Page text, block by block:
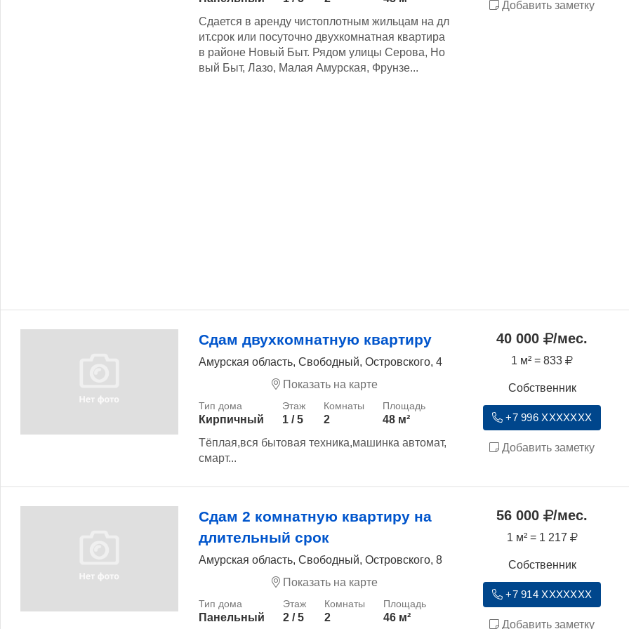
Сдается в аренду чистоплотным жильцам на дл
ит.срок или посуточно двухкомнатная квартира
в районе Новый Быт. Рядом улицы Серова, Но
вый Быт, Лазо, Малая Амурская, Фрунзе...
Добавить заметку
Сдам двухкомнатную квартиру
Амурская область, Свободный, Островского, 4
Показать на карте
Кирпичный 1 / 5 2
48 м²
Тёплая,вся бытовая техника,машинка автомат,
смарт...
40 000 /мес.
1 м² = 833
Собственник
+7 996 XXXXXXX
Добавить заметку
Сдам 2 комнатную квартиру на
длительный срок
Амурская область, Свободный, Островского, 8
Показать на карте
Панельный 2 / 5 2 46 м²
56 000 /мес.
1 м² = 1 217
Собственник
+7 914 XXXXXXX
Добавить заметку